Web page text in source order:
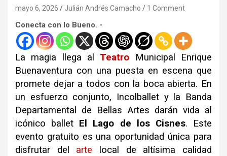
mayo 6, 2026 Julián Andrés Camacho 1 Comment
Conecta con lo Bueno. -
La magia llega al Teatro Municipal Enrique
Buenaventura con una puesta en escena que
promete dejar a todos con la boca abierta. En
un esfuerzo conjunto, Incolballet y la Banda
Departamental de Bellas Artes darán vida al
icónico ballet El Lago de los Cisnes. Este
evento gratuito es una oportunidad única para
disfrutar del arte local de altísima calidad